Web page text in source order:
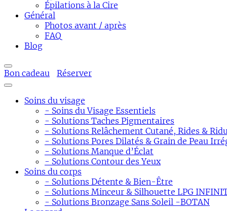
Épilations à la Cire
Général
Photos avant / après
FAQ
Blog
Bon cadeau Réserver
Soins du visage
- Soins du Visage Essentiels
- Solutions Taches Pigmentaires
- Solutions Relâchement Cutané, Rides &
- Solutions Pores Dilatés & Grain de Peau
- Solutions Manque d’Éclat
- Solutions Contour des Yeux
Soins du corps
- Solutions Détente & Bien-Être
- Solutions Minceur & Silhouette LPG
- Solutions Bronzage Sans Soleil -BOTAN